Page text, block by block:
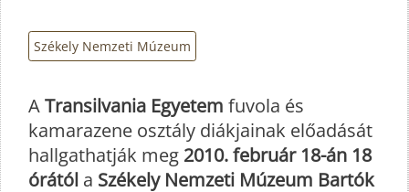
Székely Nemzeti Múzeum
ATransilvania Egyetem fuvola és
kamarazene osztály diákjainak előadását
hallgathatják meg 2010. február 18-án 18
órától a Székely Nemzeti Múzeum Bartók